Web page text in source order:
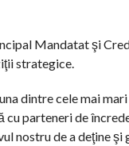
Mandatat şi
strategice.
dintre cele mai
parteneri de
nostru de a deţine